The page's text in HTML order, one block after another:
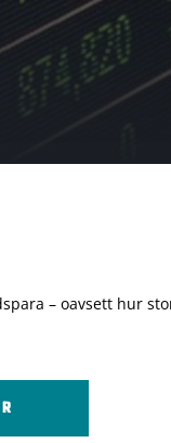
– oavsett hur